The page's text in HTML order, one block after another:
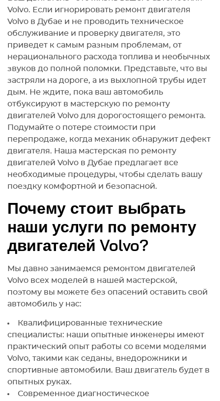
Volvo. Если игнорировать ремонт двигателя
Volvo в Дубае и не проводить техническое
обслуживание и проверку двигателя, это
приведет к самым разным проблемам, от
нерационального расхода топлива и необычных
звуков до полной поломки. Представьте, что вы
застряли на дороге, а из выхлопной трубы идет
дым. Не ждите, пока ваш автомобиль
отбуксируют в мастерскую по ремонту
двигателей Volvo для дорогостоящего ремонта.
Подумайте о потере стоимости при
перепродаже, когда механик обнаружит дефект
двигателя. Наша мастерская по ремонту
двигателей Volvo в Дубае предлагает все
необходимые процедуры, чтобы сделать вашу
поездку комфортной и безопасной.
Почему стоит выбрать
наши услуги по ремонту
двигателей Volvo?
Мы давно занимаемся ремонтом двигателей
Volvo всех моделей в нашей мастерской,
поэтому вы можете без опасений оставить свой
автомобиль у нас:
Квалифицированные технические
специалисты: наши опытные инженеры имеют
практический опыт работы со всеми моделями
Volvo, такими как седаны, внедорожники и
спортивные автомобили. Ваш двигатель будет в
опытных руках.
Современное диагностическое